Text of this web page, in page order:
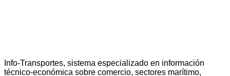
Info-Transportes, sistema especializado en información
técnico-económica sobre comercio, sectores marítimo,